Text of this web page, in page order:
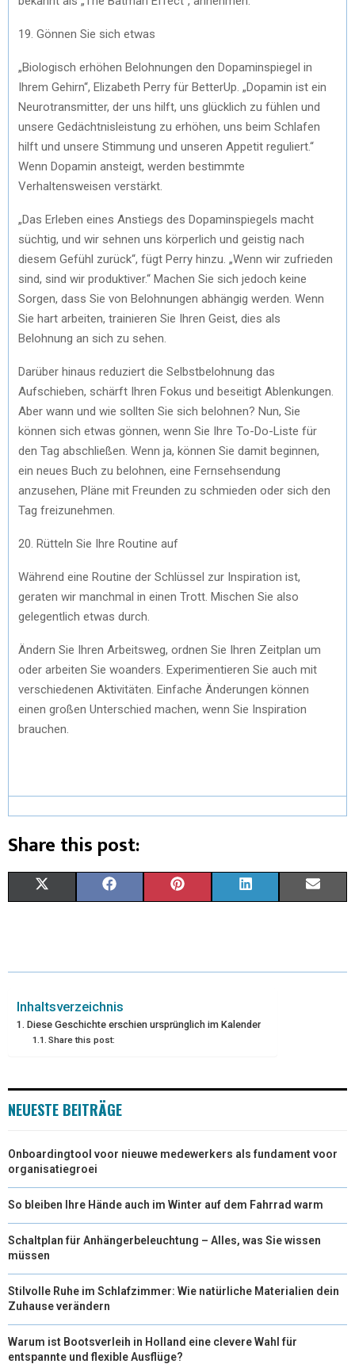
19. Gönnen Sie sich etwas
„Biologisch erhöhen Belohnungen den Dopaminspiegel in
Ihrem Gehirn“, Elizabeth Perry für BetterUp. „Dopamin ist ein
Neurotransmitter, der uns hilft, uns glücklich zu fühlen und
unsere Gedächtnisleistung zu erhöhen, uns beim Schlafen
hilft und unsere Stimmung und unseren Appetit reguliert.“
Wenn Dopamin ansteigt, werden bestimmte
Verhaltensweisen verstärkt.
„Das Erleben eines Anstiegs des Dopaminspiegels macht
süchtig, und wir sehnen uns körperlich und geistig nach
diesem Gefühl zurück“, fügt Perry hinzu. „Wenn wir zufrieden
sind, sind wir produktiver.“ Machen Sie sich jedoch keine
Sorgen, dass Sie von Belohnungen abhängig werden. Wenn
Sie hart arbeiten, trainieren Sie Ihren Geist, dies als
Belohnung an sich zu sehen.
Darüber hinaus reduziert die Selbstbelohnung das
Aufschieben, schärft Ihren Fokus und beseitigt Ablenkungen.
Aber wann und wie sollten Sie sich belohnen? Nun, Sie
können sich etwas gönnen, wenn Sie Ihre To-Do-Liste für
den Tag abschließen. Wenn ja, können Sie damit beginnen,
ein neues Buch zu belohnen, eine Fernsehsendung
anzusehen, Pläne mit Freunden zu schmieden oder sich den
Tag freizunehmen.
20. Rütteln Sie Ihre Routine auf
Während eine Routine der Schlüssel zur Inspiration ist,
geraten wir manchmal in einen Trott. Mischen Sie also
gelegentlich etwas durch.
Ändern Sie Ihren Arbeitsweg, ordnen Sie Ihren Zeitplan um
oder arbeiten Sie woanders. Experimentieren Sie auch mit
verschiedenen Aktivitäten. Einfache Änderungen können
einen großen Unterschied machen, wenn Sie Inspiration
brauchen.
Share this post:
W
T
E
R
E
O
K
T
R
S
K
D
N
I
Inhaltsverzeichnis
Diese Geschichte erschien ursprünglich im Kalender
Share this post:
NEUESTE BEITRÄGE
Onboardingtool voor nieuwe medewerkers als fundament voor
organisatiegroei
So bleiben Ihre Hände auch im Winter auf dem Fahrrad warm
Schaltplan für Anhängerbeleuchtung – Alles, was Sie wissen
müssen
Stilvolle Ruhe im Schlafzimmer: Wie natürliche Materialien dein
Zuhause verändern
Warum ist Bootsverleih in Holland eine clevere Wahl für
entspannte und flexible Ausflüge?